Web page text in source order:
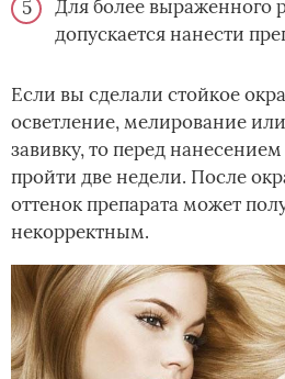
Для более выраженного
допускается нанести
Если вы сделали стойкое
осветление, мелирование
завивку, то перед
пройти две недели. После
оттенок препарата может
некорректным.